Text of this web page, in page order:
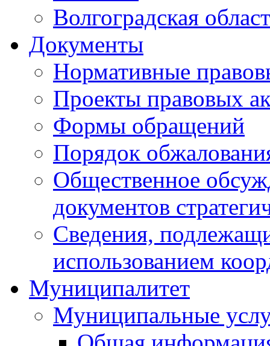
Волгоградская
Документы
Нормативные
Проекты правовых
Формы обращений
Порядок
Общественное
документов
Сведения,
использованием
Муниципалитет
Муниципальные